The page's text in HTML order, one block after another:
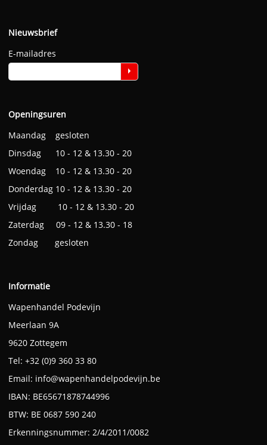
Nieuwsbrief
E-mailadres
Openingsuren
Maandag gesloten
Dinsdag 10 - 12 & 13.30 - 20
Woendag 10 - 12 & 13.30 - 20
Donderdag 10 - 12 & 13.30 - 20
Vrijdag 10 - 12 & 13.30 - 20
Zaterdag 09 - 12 & 13.30 - 18
Zondag gesloten
Informatie
Wapenhandel Podevijn
Meerlaan 9A
9620 Zottegem
Tel: +32 (0)9 360 33 80
Email: info@wapenhandelpodevijn.be
IBAN: BE65671878744996
BTW: BE 0687 590 240
Erkenningsnummer: 2/4/2011/0082